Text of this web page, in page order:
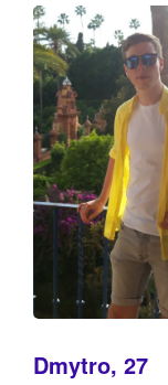
Dmytro, 27